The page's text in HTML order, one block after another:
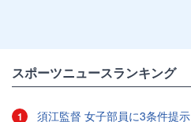
スポーツニュースランキング
1 須江監督 女子部員に3条件提示